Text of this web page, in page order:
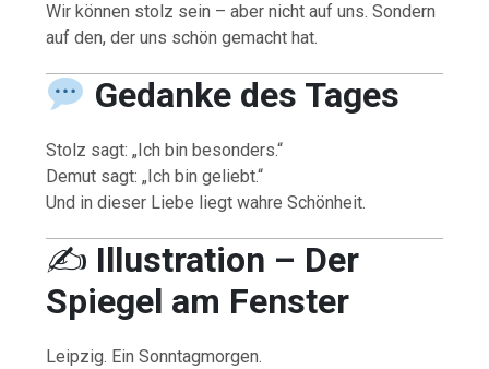
Wir können stolz sein – aber nicht auf uns. Sondern
auf den, der uns schön gemacht hat.
Gedanke des Tages
Stolz sagt: „Ich bin besonders.“
Demut sagt: „Ich bin geliebt.“
Und in dieser Liebe liegt wahre Schönheit.
✍️ Illustration – Der
Spiegel am Fenster
Leipzig. Ein Sonntagmorgen.